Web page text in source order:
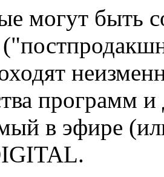
могут быть
программ и
в эфире